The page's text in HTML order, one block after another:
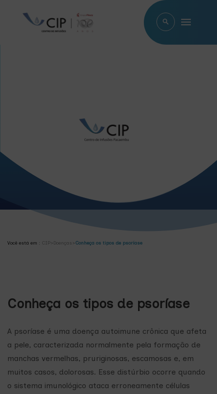
Você está em : CIP >Doenças >Conheça os tipos de psoríase
Conheça os tipos de psoríase
A psoríase é uma doença autoimune crônica que afeta
a pele, caracterizada normalmente pela formação de
manchas vermelhas, pruriginosas, escamosas e, em
muitos casos, dolorosas. Esse distúrbio ocorre quando
o sistema imunológico ataca erroneamente células